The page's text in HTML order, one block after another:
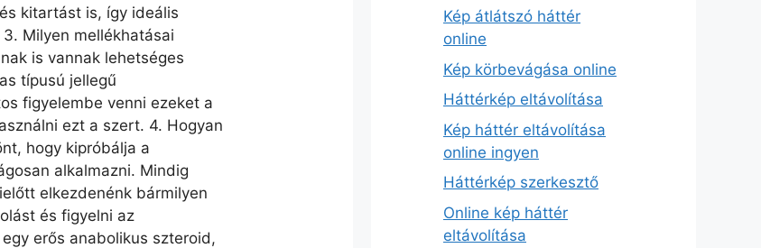
kitartást is, így ideális
Milyen mellékhatásai
is vannak lehetséges
típusú jellegű
figyelembe venni ezeket a
ezt a szert. 4. Hogyan
hogy kipróbálja a
alkalmazni. Mindig
elkezdenénk bármilyen
és figyelni az
erős anabolikus szteroid,
Kép átlátszó háttér
online
Kép körbevágása online
Háttérkép eltávolítása
Kép háttér eltávolítása
online ingyen
Háttérkép szerkesztő
Online kép háttér
eltávolítása